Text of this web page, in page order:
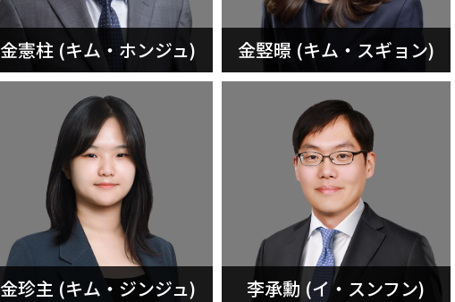
金憲柱 (キム・ホンジュ) 金竪暻 (キム・スギョン)
金珍主 (キム・ジンジュ) 李承勳 (イ・スンフン)